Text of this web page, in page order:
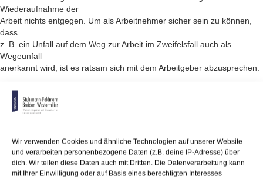
Wir verwenden Cookies und ähnliche Technologien auf unserer Website
und verarbeiten personenbezogene Daten (z.B. deine IP-Adresse) über
dich. Wir teilen diese Daten auch mit Dritten. Die Datenverarbeitung kann
mit Ihrer Einwilligung oder auf Basis eines berechtigten Interesses
Wiederaufnahme der
Arbeit nichts entgegen. Um als Arbeitnehmer sicher sein zu können,
dass
z. B. ein Unfall auf dem Weg zur Arbeit im Zweifelsfall auch als
Wegeunfall
anerkannt wird, ist es ratsam sich mit dem Arbeitgeber abzusprechen.
Ein Arbeitgeber kann jedoch seine Fürsorgepflicht verletzen und
schadensersatzpflichtig
sein, wenn er einen arbeitsunfähigen Arbeitnehmer einsetzt.
sind daher gut beraten sich zu vergewissern, dass der trotz
Arbeitsunfähigkeit
wieder zur Arbeit kommende Arbeitnehmer tatsächlich einen
einsatzfähigen